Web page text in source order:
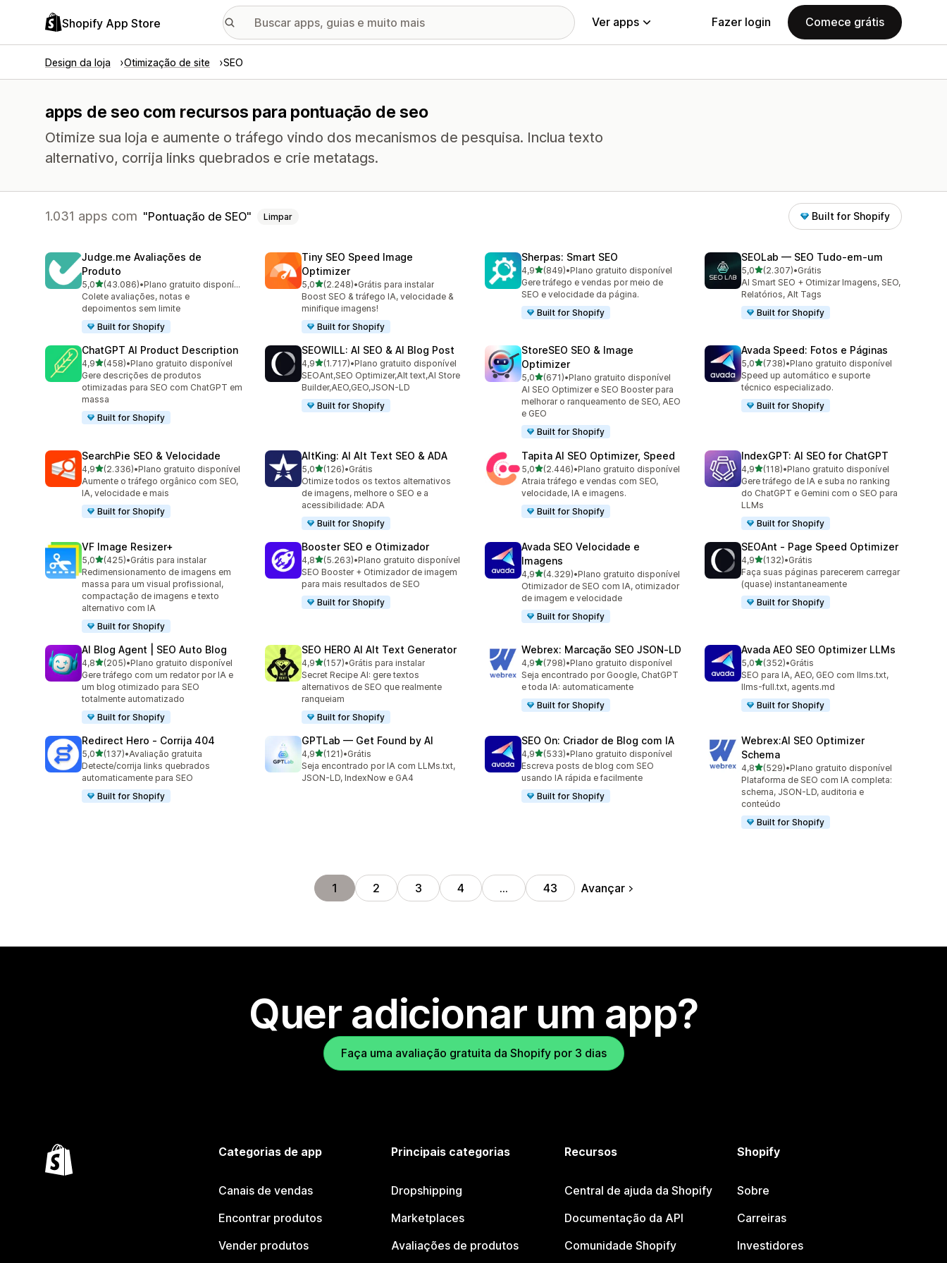
Shopify App Store Ver apps Fazer login Comece grátis
Design da loja Otimização de site SEO
apps de seo com recursos para pontuação de seo
Otimize sua loja e aumente o tráfego vindo dos mecanismos de pesquisa. Inclua texto
alternativo, corrija links quebrados e crie metatags.
1.031 apps com Pontuação de SEO Limpar Built for Shopify
Judge.me Avaliações de
Produto
5,0de 5 estrelas
(43.086)
43086 avaliações ao todo
•
Plano gratuito disponível
Colete avaliações, notas e
depoimentos sem limite
Built for Shopify
Tiny SEO Speed Image
Optimizer
5,0de 5 estrelas
(2.248)
2248 avaliações ao todo
•Grátis para instalar
Boost SEO & tráfego IA, velocidade &
minifique imagens!
Built for Shopify
Sherpas: Smart SEO
4,9de 5 estrelas
(849)
849 avaliações ao todo
•Plano gratuito disponível
Gere tráfego e vendas por meio de
SEO e velocidade da página.
Built for Shopify
SEOLab — SEO Tudo‑em‑um
5,0de 5 estrelas
(2.307)
2307 avaliações ao todo
•Grátis
AI Smart SEO + Otimizar Imagens, SEO,
Relatórios, Alt Tags
Built for Shopify
ChatGPT AI Product Description
4,9de 5 estrelas
(458)
458 avaliações ao todo
•Plano gratuito disponível
Gere descrições de produtos
otimizadas para SEO com ChatGPT em
massa
Built for Shopify
SEOWILL: AI SEO & AI Blog Post
4,9de 5 estrelas
(1.717)
1717 avaliações ao todo
•Plano gratuito disponível
SEOAnt,SEO Optimizer,Alt text,AI Store
Builder,AEO,GEO,JSON-LD
Built for Shopify
StoreSEO SEO & Image
Optimizer
5,0de 5 estrelas
(671)
671 avaliações ao todo
•Plano gratuito disponível
AI SEO Optimizer e SEO Booster para
melhorar o ranqueamento de SEO, AEO
e GEO
Built for Shopify
Avada Speed: Fotos e Páginas
5,0de 5 estrelas
(738)
738 avaliações ao todo
•Plano gratuito disponível
Speed up automático e suporte
técnico especializado.
Built for Shopify
SearchPie SEO & Velocidade
4,9de 5 estrelas
(2.336)
2336 avaliações ao todo
•Plano gratuito disponível
Aumente o tráfego orgânico com SEO,
IA, velocidade e mais
Built for Shopify
AltKing: AI Alt Text SEO & ADA
5,0de 5 estrelas
(126)
126 avaliações ao todo
•Grátis
Otimize todos os textos alternativos
de imagens, melhore o SEO e a
acessibilidade: ADA
Built for Shopify
Tapita AI SEO Optimizer, Speed
5,0de 5 estrelas
(2.446)
2446 avaliações ao todo
•Plano gratuito disponível
Atraia tráfego e vendas com SEO,
velocidade, IA e imagens.
Built for Shopify
IndexGPT: AI SEO for ChatGPT
4,9de 5 estrelas
(118)
118 avaliações ao todo
•Plano gratuito disponível
Gere tráfego de IA e suba no ranking
do ChatGPT e Gemini com o SEO para
LLMs
Built for Shopify
VF Image Resizer+
5,0de 5 estrelas
(425)
425 avaliações ao todo
•Grátis para instalar
Redimensionamento de imagens em
massa para um visual profissional,
compactação de imagens e texto
alternativo com IA
Built for Shopify
Booster SEO e Otimizador
4,8de 5 estrelas
(5.263)
5263 avaliações ao todo
•Plano gratuito disponível
SEO Booster + Otimizador de imagem
para mais resultados de SEO
Built for Shopify
Avada SEO Velocidade e
Imagens
4,9de 5 estrelas
(4.329)
4329 avaliações ao todo
•Plano gratuito disponível
Otimizador de SEO com IA, otimizador
de imagem e velocidade
Built for Shopify
SEOAnt ‑ Page Speed Optimizer
4,9de 5 estrelas
(132)
132 avaliações ao todo
•Grátis
Faça suas páginas parecerem carregar
(quase) instantaneamente
Built for Shopify
AI Blog Agent | SEO Auto Blog
4,8de 5 estrelas
(205)
205 avaliações ao todo
•Plano gratuito disponível
Gere tráfego com um redator por IA e
um blog otimizado para SEO
totalmente automatizado
Built for Shopify
SEO HERO AI Alt Text Generator
4,9de 5 estrelas
(157)
157 avaliações ao todo
•Grátis para instalar
Secret Recipe AI: gere textos
alternativos de SEO que realmente
ranqueiam
Built for Shopify
Webrex: Marcação SEO JSON‑LD
4,9de 5 estrelas
(798)
798 avaliações ao todo
•Plano gratuito disponível
Seja encontrado por Google, ChatGPT
e toda IA: automaticamente
Built for Shopify
Avada AEO SEO Optimizer LLMs
5,0de 5 estrelas
(352)
352 avaliações ao todo
•Grátis
SEO para IA, AEO, GEO com llms.txt,
llms-full.txt, agents.md
Built for Shopify
Redirect Hero ‑ Corrija 404
5,0de 5 estrelas
(137)
137 avaliações ao todo
•Avaliação gratuita
Detecte/corrija links quebrados
automaticamente para SEO
Built for Shopify
GPTLab — Get Found by AI
4,9de 5 estrelas
(121)
121 avaliações ao todo
•Grátis
Seja encontrado por IA com LLMs.txt,
JSON-LD, IndexNow e GA4
SEO On: Criador de Blog com IA
4,9de 5 estrelas
(533)
533 avaliações ao todo
•Plano gratuito disponível
Escreva posts de blog com SEO
usando IA rápida e facilmente
Built for Shopify
Webrex:AI SEO Optimizer
Schema
4,8de 5 estrelas
(529)
529 avaliações ao todo
•Plano gratuito disponível
Plataforma de SEO com IA completa:
schema, JSON-LD, auditoria e
conteúdo
Built for Shopify
1 2 3 4 … 43 Avançar
Quer adicionar um app?
Faça uma avaliação gratuita da Shopify por 3 dias
Categorias de app
Canais de vendas
Encontrar produtos
Vender produtos
Principais categorias
Dropshipping
Marketplaces
Avaliações de produtos
Recursos
Central de ajuda da Shopify
Documentação da API
Comunidade Shopify
Shopify
Sobre
Carreiras
Investidores